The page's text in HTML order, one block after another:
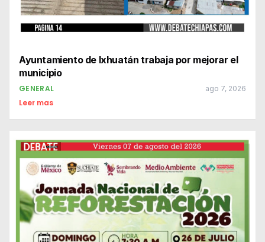
Ayuntamiento de Ixhuatán trabaja por mejorar el
municipio
GENERAL ago 7, 2026
Leer mas